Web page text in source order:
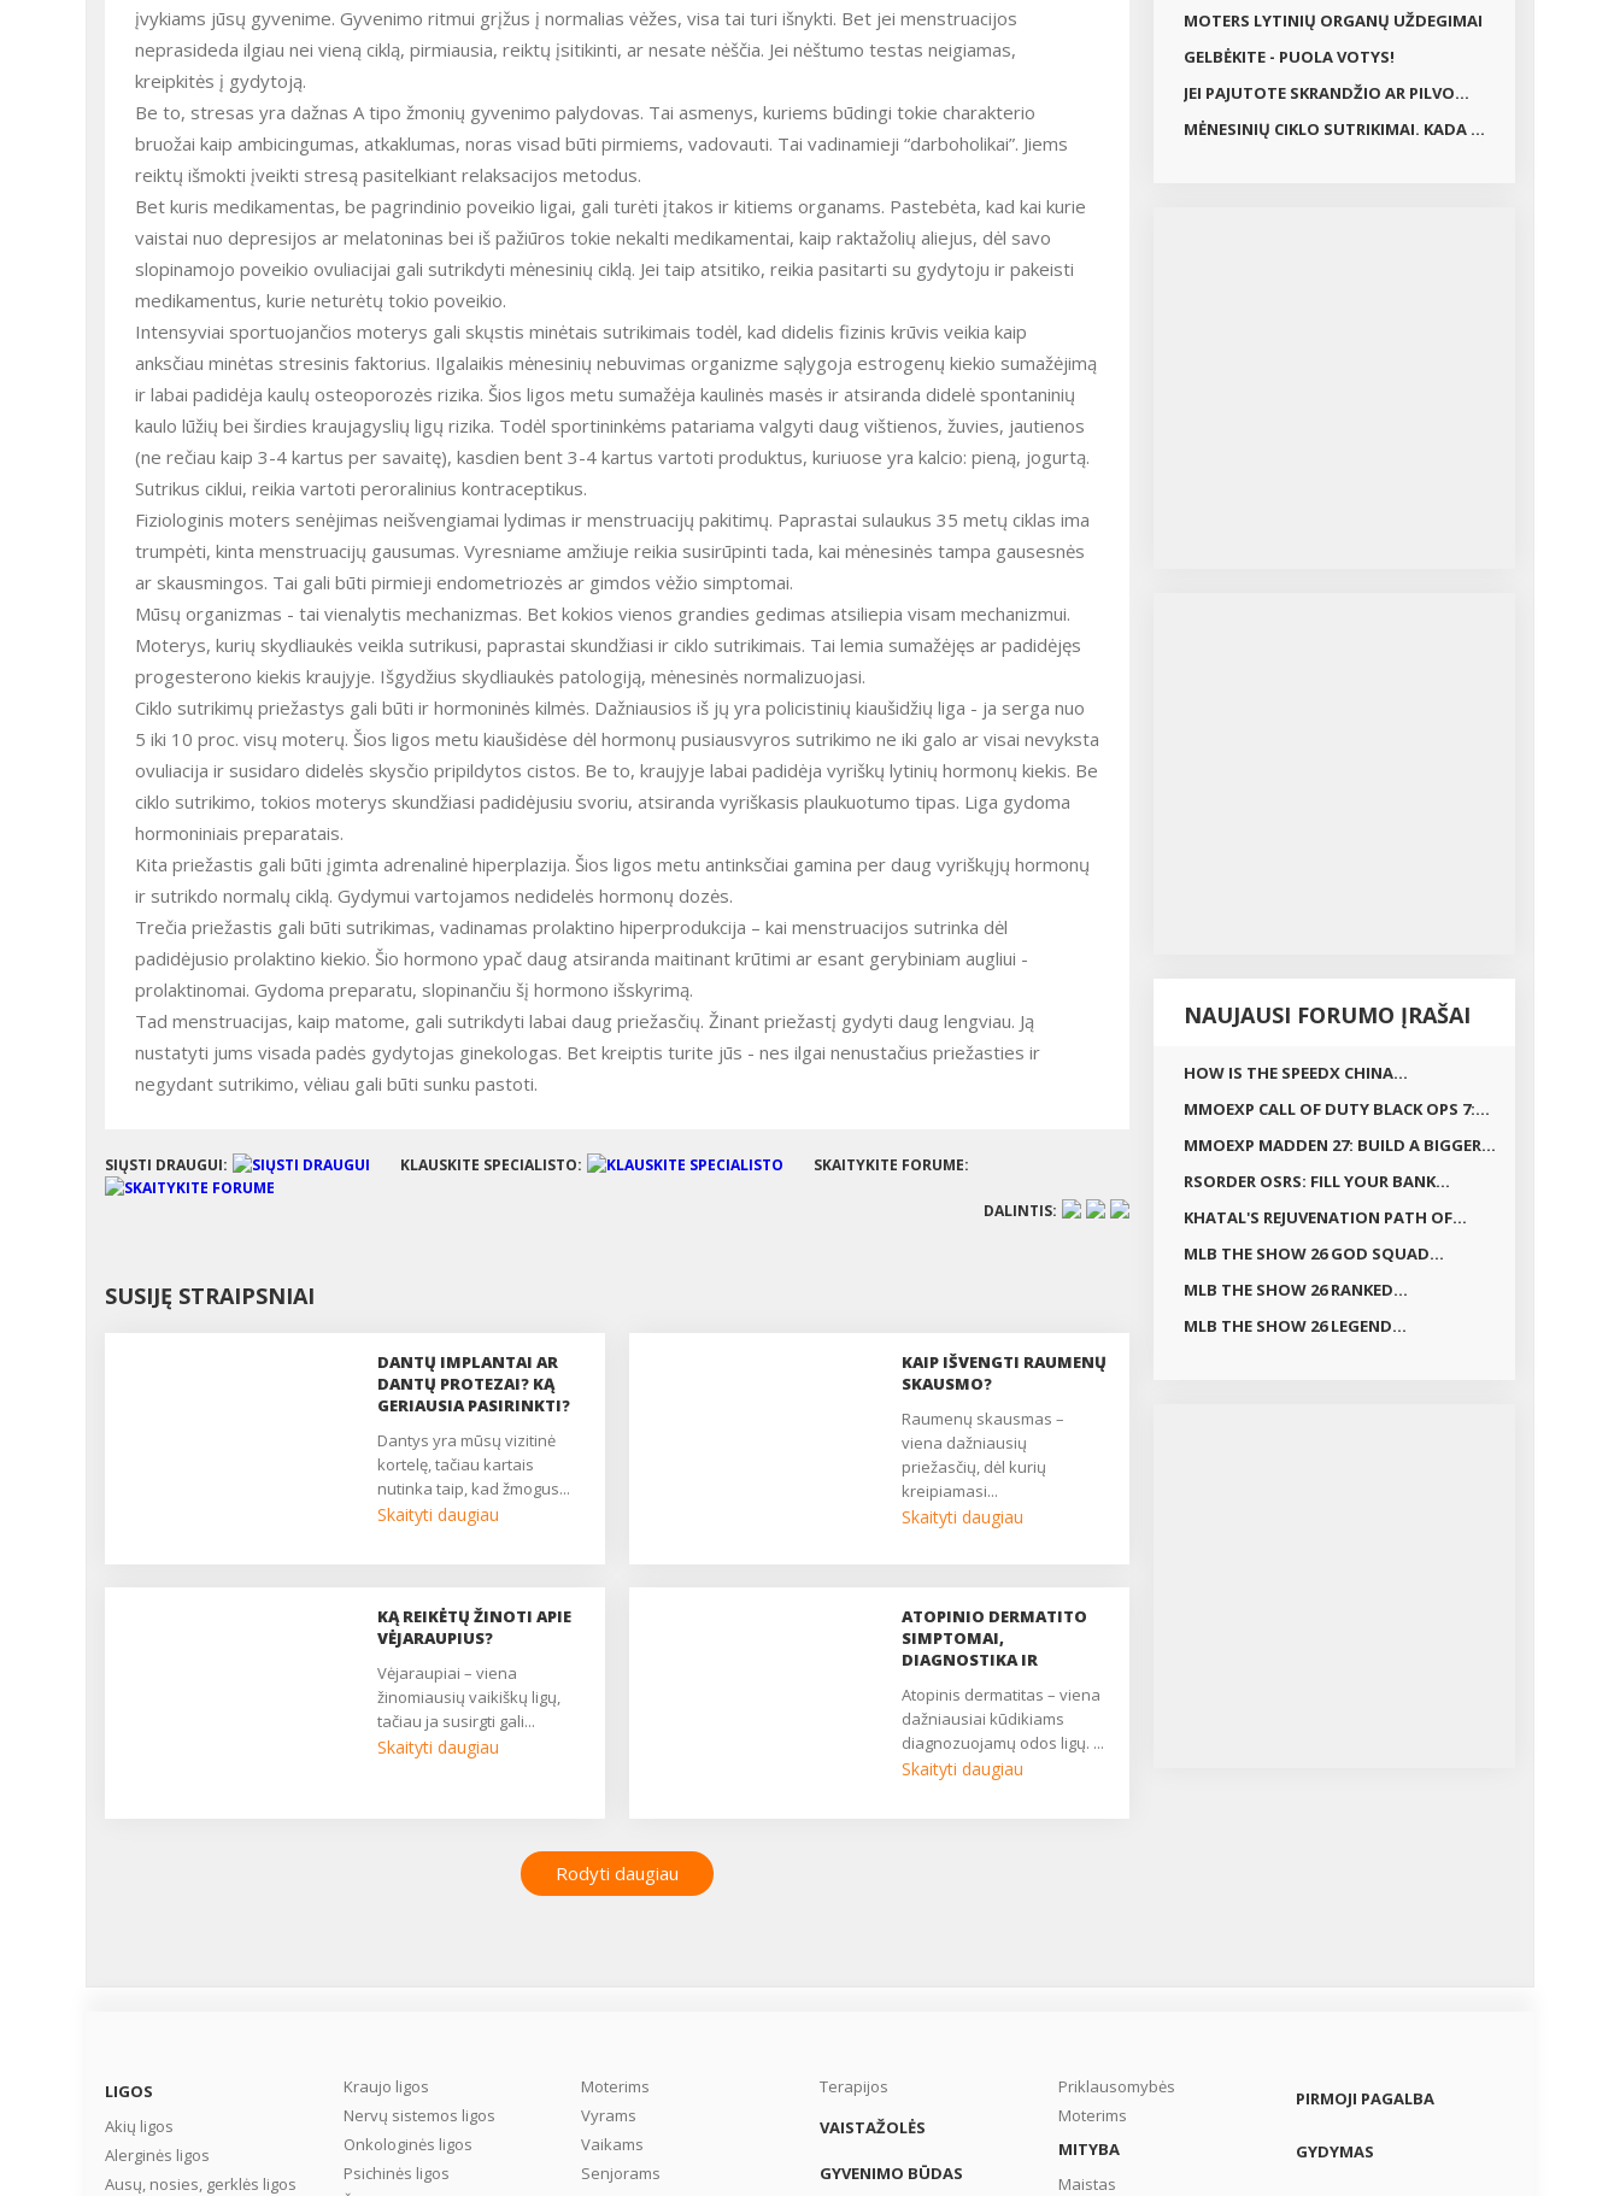
įvykiams jūsų gyvenime. Gyvenimo ritmui grįžus į normalias vėžes, visa tai turi išnykti. Bet jei menstruacijos
neprasideda ilgiau nei vieną ciklą, pirmiausia, reiktų įsitikinti, ar nesate nėščia. Jei nėštumo testas neigiamas,
kreipkitės į gydytoją.
Be to, stresas yra dažnas A tipo žmonių gyvenimo palydovas. Tai asmenys, kuriems būdingi tokie charakterio
bruožai kaip ambicingumas, atkaklumas, noras visad būti pirmiems, vadovauti. Tai vadinamieji “darboholikai”. Jiems
reiktų išmokti įveikti stresą pasitelkiant relaksacijos metodus.
Bet kuris medikamentas, be pagrindinio poveikio ligai, gali turėti įtakos ir kitiems organams. Pastebėta, kad kai kurie
vaistai nuo depresijos ar melatoninas bei iš pažiūros tokie nekalti medikamentai, kaip raktažolių aliejus, dėl savo
slopinamojo poveikio ovuliacijai gali sutrikdyti mėnesinių ciklą. Jei taip atsitiko, reikia pasitarti su gydytoju ir pakeisti
medikamentus, kurie neturėtų tokio poveikio.
Intensyviai sportuojančios moterys gali skųstis minėtais sutrikimais todėl, kad didelis fizinis krūvis veikia kaip
anksčiau minėtas stresinis faktorius. Ilgalaikis mėnesinių nebuvimas organizme sąlygoja estrogenų kiekio sumažėjimą
ir labai padidėja kaulų osteoporozės rizika. Šios ligos metu sumažėja kaulinės masės ir atsiranda didelė spontaninių
kaulo lūžių bei širdies kraujagyslių ligų rizika. Todėl sportininkėms patariama valgyti daug vištienos, žuvies, jautienos
(ne rečiau kaip 3-4 kartus per savaitę), kasdien bent 3-4 kartus vartoti produktus, kuriuose yra kalcio: pieną, jogurtą.
Sutrikus ciklui, reikia vartoti peroralinius kontraceptikus.
Fiziologinis moters senėjimas neišvengiamai lydimas ir menstruacijų pakitimų. Paprastai sulaukus 35 metų ciklas ima
trumpėti, kinta menstruacijų gausumas. Vyresniame amžiuje reikia susirūpinti tada, kai mėnesinės tampa gausesnės
ar skausmingos. Tai gali būti pirmieji endometriozės ar gimdos vėžio simptomai.
Mūsų organizmas - tai vienalytis mechanizmas. Bet kokios vienos grandies gedimas atsiliepia visam mechanizmui.
Moterys, kurių skydliaukės veikla sutrikusi, paprastai skundžiasi ir ciklo sutrikimais. Tai lemia sumažėjęs ar padidėjęs
progesterono kiekis kraujyje. Išgydžius skydliaukės patologiją, mėnesinės normalizuojasi.
Ciklo sutrikimų priežastys gali būti ir hormoninės kilmės. Dažniausios iš jų yra policistinių kiaušidžių liga - ja serga nuo
5 iki 10 proc. visų moterų. Šios ligos metu kiaušidėse dėl hormonų pusiausvyros sutrikimo ne iki galo ar visai nevyksta
ovuliacija ir susidaro didelės skysčio pripildytos cistos. Be to, kraujyje labai padidėja vyriškų lytinių hormonų kiekis. Be
ciklo sutrikimo, tokios moterys skundžiasi padidėjusiu svoriu, atsiranda vyriškasis plaukuotumo tipas. Liga gydoma
hormoniniais preparatais.
Kita priežastis gali būti įgimta adrenalinė hiperplazija. Šios ligos metu antinksčiai gamina per daug vyriškųjų hormonų
ir sutrikdo normalų ciklą. Gydymui vartojamos nedidelės hormonų dozės.
Trečia priežastis gali būti sutrikimas, vadinamas prolaktino hiperprodukcija – kai menstruacijos sutrinka dėl
padidėjusio prolaktino kiekio. Šio hormono ypač daug atsiranda maitinant krūtimi ar esant gerybiniam augliui -
prolaktinomai. Gydoma preparatu, slopinančiu šį hormono išskyrimą.
Tad menstruacijas, kaip matome, gali sutrikdyti labai daug priežasčių. Žinant priežastį gydyti daug lengviau. Ją
nustatyti jums visada padės gydytojas ginekologas. Bet kreiptis turite jūs - nes ilgai nenustačius priežasties ir
negydant sutrikimo, vėliau gali būti sunku pastoti.
SIŲSTI DRAUGUI: KLAUSKITE SPECIALISTO: SKAITYKITE FORUME:
DALINTIS:
SUSIJĘ STRAIPSNIAI
DANTŲ IMPLANTAI AR
DANTŲ PROTEZAI? KĄ
GERIAUSIA PASIRINKTI?
dantys yra mūsų vizitinė
kortelę, tačiau kartais
nutinka taip, kad žmogus...
Skaityti daugiau
KAIP IŠVENGTI RAUMENŲ
SKAUSMO?
raumenų skausmas –
viena dažniausių
priežasčių, dėl kurių
kreipiamasi...
Skaityti daugiau
KĄ REIKĖTŲ ŽINOTI APIE
VĖJARAUPIUS?
vėjaraupiai – viena
žinomiausių vaikiškų ligų,
tačiau ja susirgti gali...
Skaityti daugiau
ATOPINIO DERMATITO
SIMPTOMAI,
DIAGNOSTIKA IR
atopinis dermatitas – viena
dažniausiai kūdikiams
diagnozuojamų odos ligų. ...
Skaityti daugiau
Rodyti daugiau
MOTERS LYTINIŲ ORGANŲ UŽDEGIMAI
GELBĖKITE - PUOLA VOTYS!
JEI PAJUTOTE SKRANDŽIO AR PILVO...
MĖNESINIŲ CIKLO SUTRIKIMAI. KADA ...
NAUJAUSI FORUMO ĮRAŠAI
HOW IS THE SPEEDX CHINA...
MMOEXP CALL OF DUTY BLACK OPS 7:...
MMOEXP MADDEN 27: BUILD A BIGGER...
RSORDER OSRS: FILL YOUR BANK...
KHATAL'S REJUVENATION PATH OF...
MLB THE SHOW 26 GOD SQUAD...
MLB THE SHOW 26 RANKED...
MLB THE SHOW 26 LEGEND...
LIGOS
Akių ligos
Alerginės ligos
Ausų, nosies, gerklės ligos
Kraujo ligos
Nervų sistemos ligos
Onkologinės ligos
Psichinės ligos
Moterims
Vyrams
Vaikams
Senjorams
Terapijos
VAISTAŽOLĖS
GYVENIMO BŪDAS
Priklausomybės
Moterims
MITYBA
Maistas
PIRMOJI PAGALBA
GYDYMAS